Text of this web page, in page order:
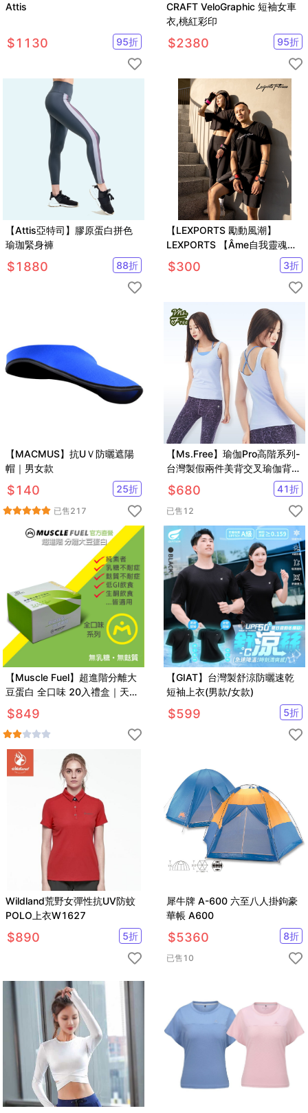
Attis
$1130 95折
CRAFT VeloGraphic 短袖女車
衣,桃紅彩印
$2380 95折
【Attis亞特司】膠原蛋白拼色
瑜珈緊身褲
$1880 88折
【LEXPORTS 勵動風潮】
LEXPORTS 【Âme自我靈魂】
❙ 男款合身運動上衣 【白/金
標】
$300 3折
【MACMUS】抗UＶ防曬遮陽
帽｜男女款
$140 25折
已售217
【Ms.Free】瑜伽Pro高階系列-
台灣製假兩件美背交叉瑜伽背心
(2色任選)
$680 41折
已售 12
【Muscle Fuel】超進階分離大
豆蛋白 全口味 20入禮盒｜天然
無化學味｜素食者 適用
$849
【GIAT】台灣製舒涼防曬速乾
短袖上衣(男款/女款)
$599 5折
Wildland荒野女彈性抗UV防蚊
POLO上衣W1627
$890 5折
犀牛牌 A-600 六至八人掛鉤豪
華帳 A600
$5360 8折
已售 10